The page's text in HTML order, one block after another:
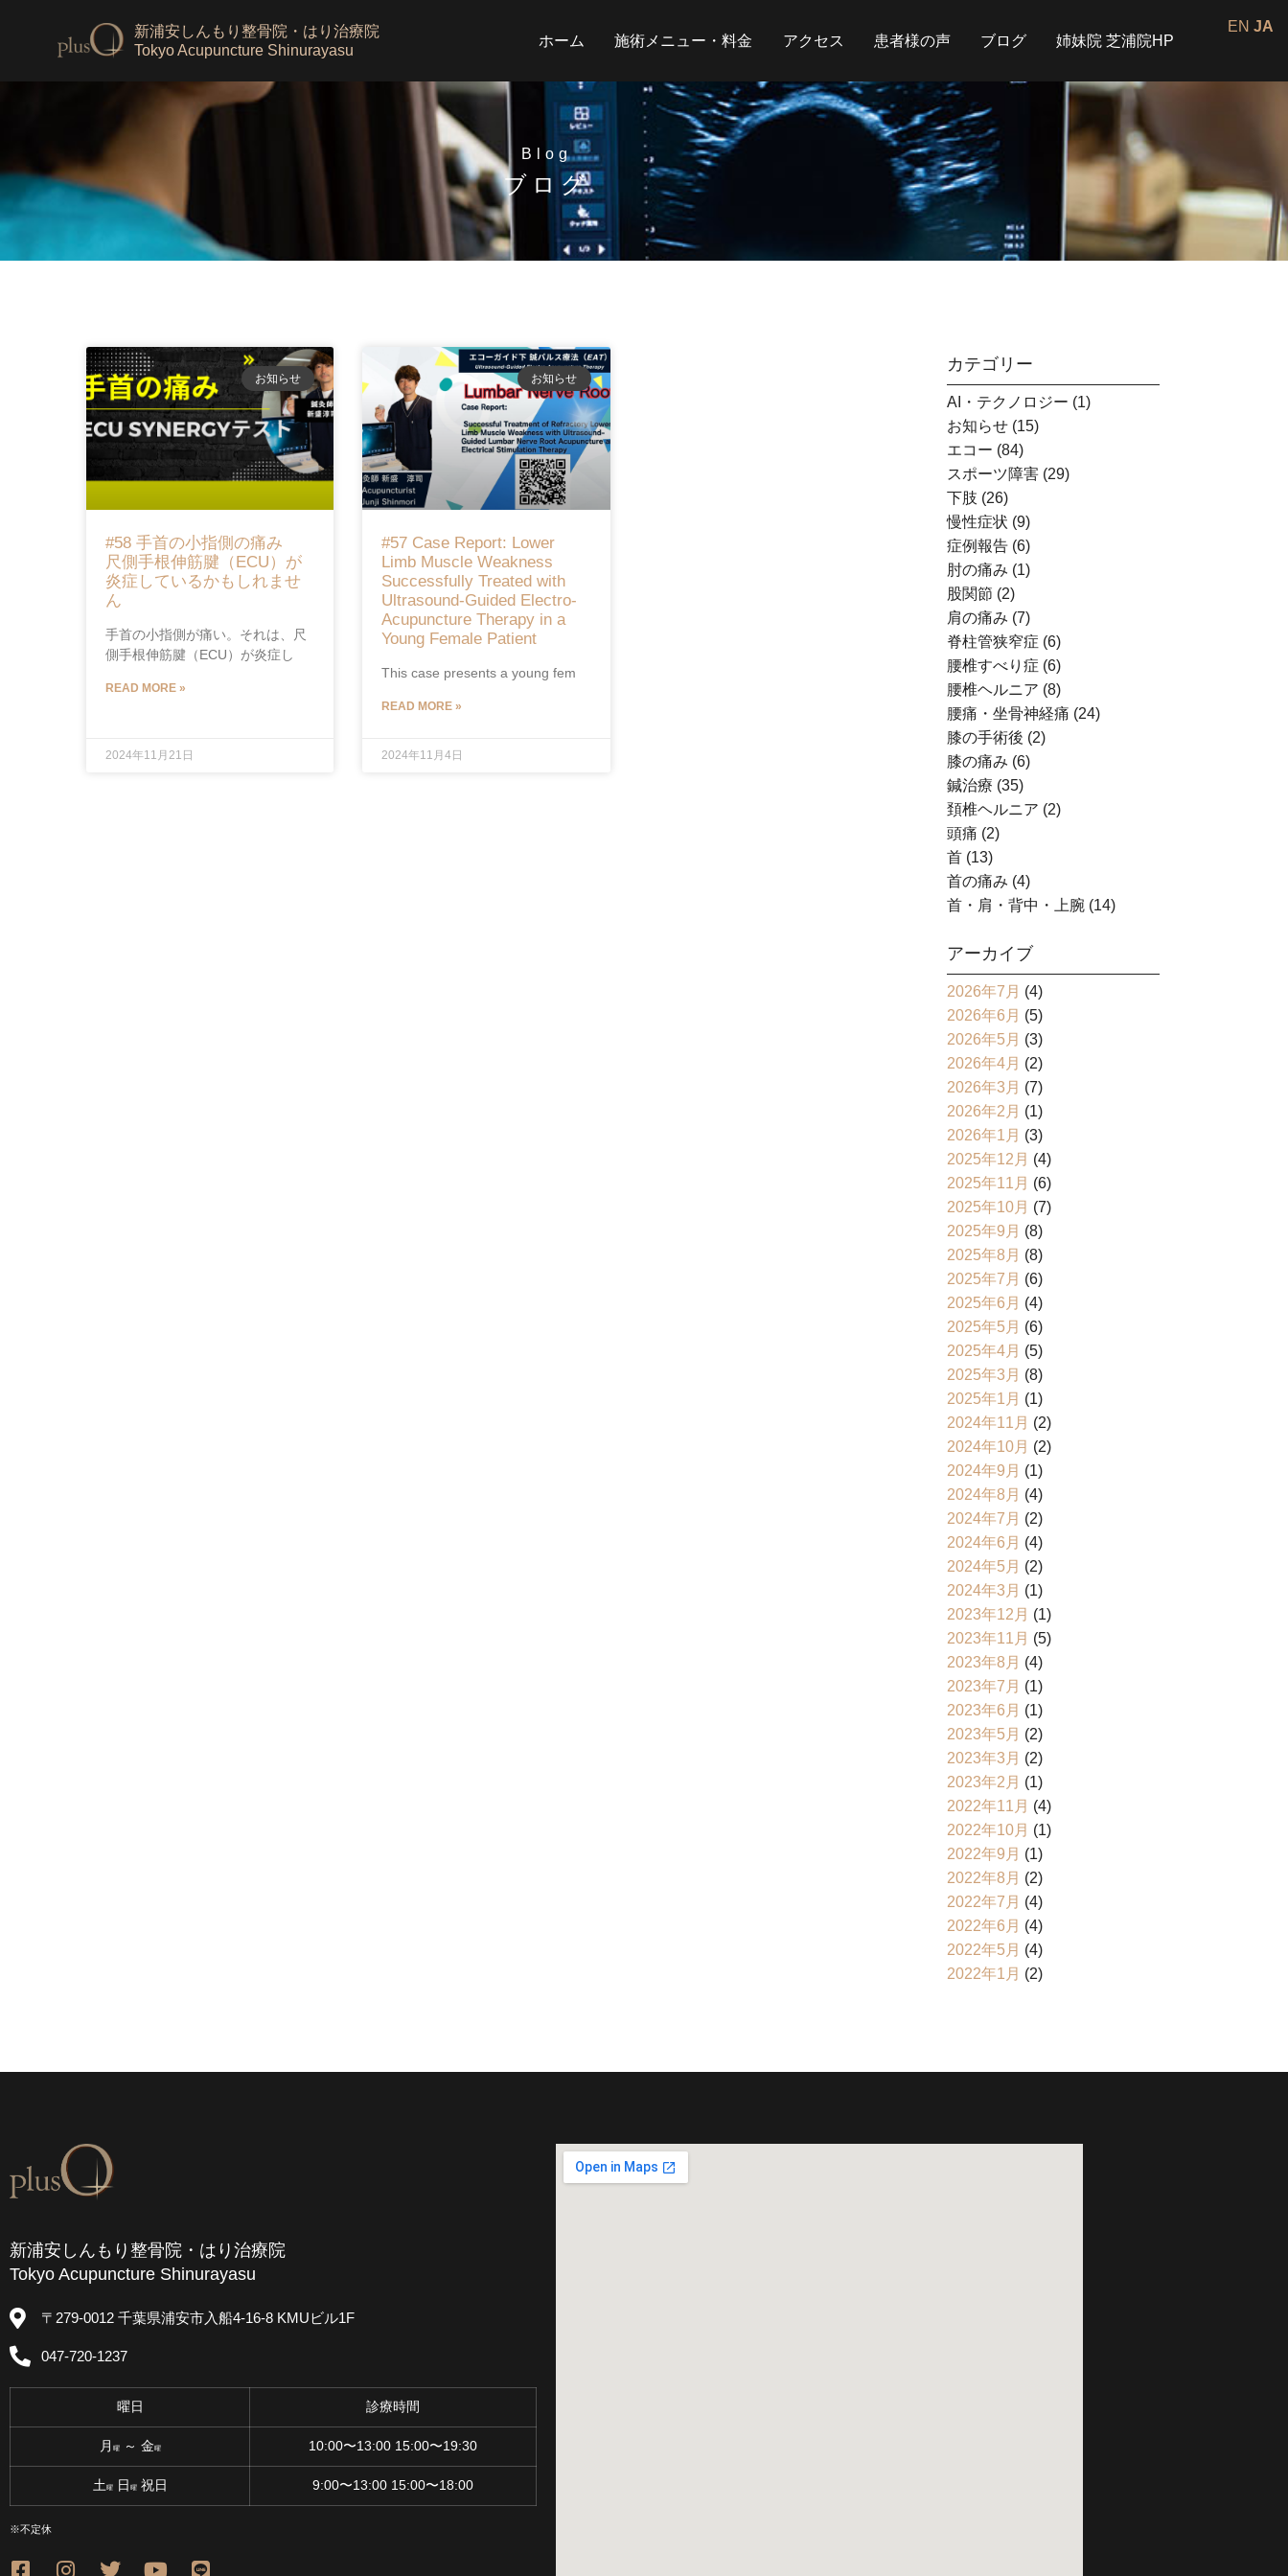
新浦安しんもり整骨院・はり治療院
Tokyo Acupuncture Shinurayasu
ホーム 施術メニュー・料金 アクセス 患者様の声 ブログ 姉妹院 芝浦院HP
Blog
ブログ
お知らせ
#58 手首の小指側の痛み
尺側手根伸筋腱（ECU）が
炎症しているかもしれませ
ん
手首の小指側が痛い。それは、尺
側手根伸筋腱（ECU）が炎症し
READ MORE »
2024年11月21日
お知らせ
#57 Case Report: Lower
Limb Muscle Weakness
Successfully Treated with
Ultrasound-Guided Electro-
Acupuncture Therapy in a
Young Female Patient
This case presents a young fem
READ MORE »
2024年11月4日
カテゴリー
AI・テクノロジー (1)
お知らせ(15)
エコー (84)
スポーツ障害(29)
下肢 (26)
慢性症状 (9)
症例報告(6)
肘の痛み (1)
股関節 (2)
肩の痛み (7)
脊柱管狭窄症 (6)
腰椎すべり症 (6)
腰椎ヘルニア (8)
腰痛・坐骨神経痛 (24)
膝の手術後 (2)
膝の痛み (6)
鍼治療 (35)
頚椎ヘルニア (2)
頭痛 (2)
首(13)
首の痛み (4)
首・肩・背中・上腕(14)
アーカイブ
2026年7月 (4)
2026年6月 (5)
2026年5月 (3)
2026年4月 (2)
2026年3月 (7)
2026年2月 (1)
2026年1月 (3)
2025年12月 (4)
2025年11月 (6)
2025年10月 (7)
2025年9月 (8)
2025年8月 (8)
2025年7月 (6)
2025年6月 (4)
2025年5月 (6)
2025年4月 (5)
2025年3月 (8)
2025年1月 (1)
2024年11月 (2)
2024年10月 (2)
2024年9月 (1)
2024年8月 (4)
2024年7月 (2)
2024年6月 (4)
2024年5月 (2)
2024年3月 (1)
2023年12月 (1)
2023年11月 (5)
2023年8月 (4)
2023年7月 (1)
2023年6月 (1)
2023年5月 (2)
2023年3月 (2)
2023年2月 (1)
2022年11月 (4)
2022年10月 (1)
2022年9月 (1)
2022年8月 (2)
2022年7月 (4)
2022年6月 (4)
2022年5月 (4)
2022年1月 (2)
新浦安しんもり整骨院・はり治療院
Tokyo Acupuncture Shinurayasu
〒279-0012 千葉県浦安市入船4-16-8 KMUビル1F
047-720-1237
曜日 診療時間
月 曜～ 金 曜 10:00〜13:00 15:00〜19:30
土 曜日 曜祝日 9:00〜13:00 15:00〜18:00
※不定休
EN JA